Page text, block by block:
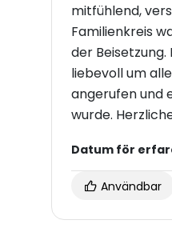
mitfühlend,
Familienkreis
der
liebevoll um
angerufen und
wurde.
Datum för
Användbar